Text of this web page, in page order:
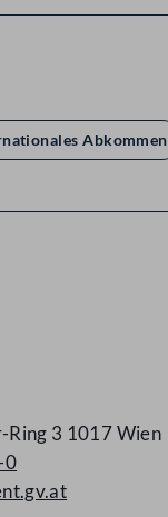
Abkommen
Ring 3 1017 Wien
0